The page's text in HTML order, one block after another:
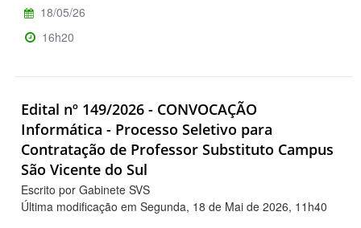
18/05/26
16h20
Edital nº 149/2026 - CONVOCAÇÃO
Informática - Processo Seletivo para
Contratação de Professor Substituto Campus
São Vicente do Sul
Escrito por Gabinete SVS
Última modificação em Segunda, 18 de Mai de 2026, 11h40